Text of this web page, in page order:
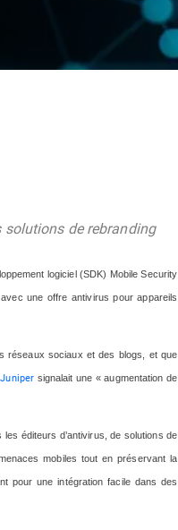
solutions de rebranding
logiciel (SDK) Mobile Security
une offre antivirus pour appareils
réseaux sociaux et des blogs, et que
signalait une « augmentation de
éditeurs d’antivirus, de solutions de
mobiles tout en préservant la
pour une intégration facile dans des